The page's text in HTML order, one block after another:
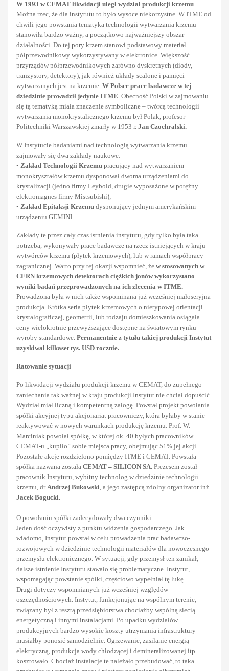
W 1993 w CEMAT likwidacji uległ wydział produkcji krzemu.
Można rzec, że dla instytutu to było wysoce niekorzystne. W ITME od
chwili jego powstania tematyka technologii wytwarzania krzemu
stanowiła bardzo ważny, a początkowo najważniejszy obszar
działalności. Do tej pory krzem stanowi podstawowy materiał
półprzewodnikowy wykorzystywany w elektronice. Większość
przyrządów półprzewodnikowych zarówno dyskretnych (diody,
tranzystory, detektory), jak również układy scalone i pamięci
wytwarzanych jest na krzemie. W Polsce prace badawcze w tej
dziedzinie prowadził jedynie ITME. Obecność Polski w zajmowaniu
się tą tematyką miała znaczenie symboliczne – twórcą technologii
wytwarzania monokrystalicznego krzemu był Polak, profesor
Politechniki Warszawskiej zmarły w 1953 r. Jan Czochralski.
W Instytucie badaniami nad technologią wytwarzania krzemu
zajmowały się dwa zakłady naukowe:
• Zakład Technologii Krzemu pracujący nad wytwarzaniem
monokryształów krzemu dysponował dwoma urządzeniami do
krystalizacji (jedno firmy Leybold, drugie wyposażone w potężny
elektromagnes firmy Mistsubishi);
• Zakład Epitaksji Krzemu dysponujący jednym amerykańskim
urządzeniu GEMINI.
Zakłady te przez cały czas istnienia instytutu, gdy tylko była taka
potrzeba, wykonywały prace badawcze na rzecz istniejących w kraju
wytwórców krzemu (płytek krzemowych), lub w ramach współpracy
zagranicznej. Warto przy tej okazji wspomnieć, że w stosowanych w
CERN krzemowych detektorach ciężkich jonów wykorzystano
wyniki badań przeprowadzonych na ich zlecenia w ITME.
Prowadzona była w nich także wspominana już wcześniej małoseryjna
produkcja. Krótka seria płytek krzemowych o nietypowej orientacji
krystalograficzej, geometrii, lub rodzaju domieszkowania osiągała
ceny wielokrotnie przewyższające dostępne na światowym rynku
wyroby standardowe. Permanentnie z tytułu takiej produkcji Instytut
uzyskiwał kilkaset tys. USD rocznie.
Ratowanie sytuacji
Po likwidacji wydziału produkcji krzemu w CEMAT, do zupełnego
zaniechania tak ważnej w kraju produkcji Instytut nie chciał dopuścić.
Wydział miał liczną i kompetentną załogę. Powstał projekt powołania
spółki akcyjnej typu akcjonariat pracowniczy, która byłaby w stanie
reaktywować w nowych warunkach produkcję krzemu. Prof. W.
Marciniak powołał spółkę, w której ok. 40 byłych pracowników
CEMAT-u „kupiło” sobie miejsca pracy, obejmując 51% jej akcji.
Pozostałe akcje rozdzielono pomiędzy ITME i CEMAT. Powstała
spółka nazwana została CEMAT – SILICON SA. Prezesem został
pracownik Instytutu, wybitny technolog w dziedzinie technologii
krzemu, drAndrzej Bukowski, a jego zastępcą zdolny organizator inż.
Jacek Bogucki.
O powołaniu spółki zadecydowały dwa czynniki.
Jeden dość oczywisty z punktu widzenia gospodarczego. Jak
wiadomo, Instytut powstał w celu prowadzenia prac badawczo-
rozwojowych w dziedzinie technologii materiałów dla nowoczesnego
przemysłu elektronicznego. W sytuacji, gdy przemysł ten zanikał,
dalsze istnienie Instytutu stawało się problematyczne. Instytut,
wspomagając powstanie spółki, częściowo wypełniał tę lukę.
Drugi dotyczy wspomnianych już wcześniej względów
oszczędnościowych. Instytut, funkcjonując na wspólnym terenie,
związany był z resztą przedsiębiorstwa chociażby wspólną siecią
energetyczną i innymi instalacjami. Po upadku wydziałów
produkcyjnych bardzo wysokie koszty utrzymania infrastruktury
musiałby ponosić samodzielnie. Ogrzewanie, zasilanie energią
elektryczną, produkcja wody chłodzącej i demineralizowanej itp.
kosztowało. Chociaż instalacje te należało przebudować, to taka